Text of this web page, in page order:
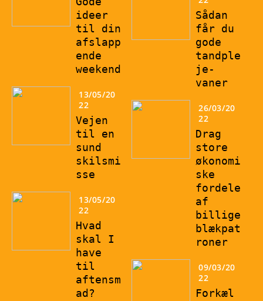
ideer
til din
afslapp
ende
weekend
13/05/20
22
Vejen
til en
sund
skilsmi
sse
13/05/20
22
Hvad
skal I
have
til
aftensm
ad?
Sådan
får du
gode
tandple
je-
vaner
26/03/20
22
Drag
store
økonomi
ske
fordele
af
billige
blækpat
roner
09/03/20
22
Forkæl